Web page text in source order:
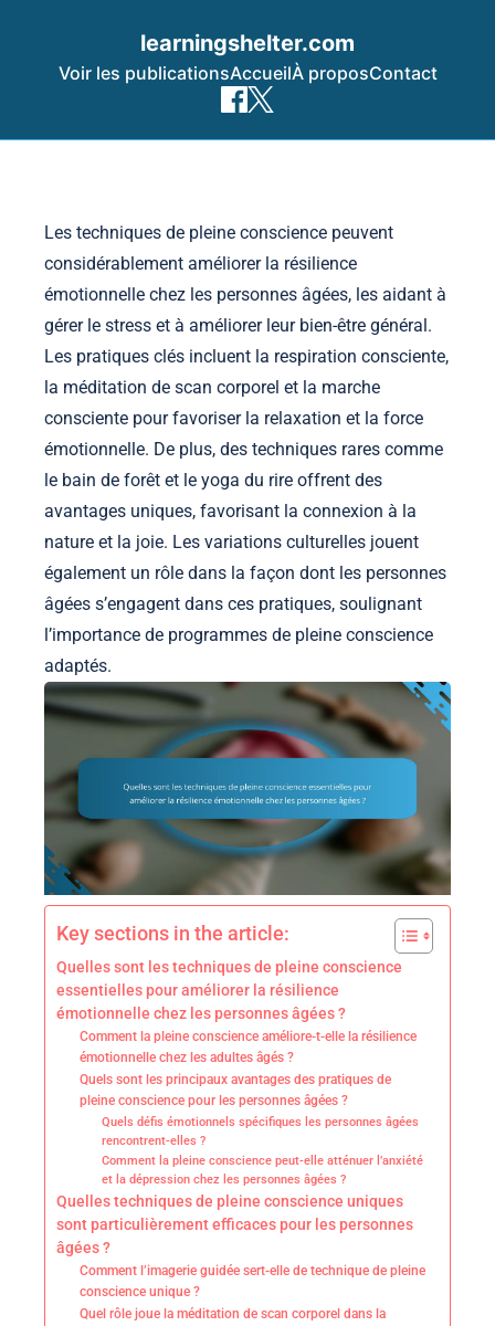
learningshelter.com
Voir les publicationsAccueilÀ proposContact
Les techniques de pleine conscience peuvent
considérablement améliorer la résilience
émotionnelle chez les personnes âgées, les aidant à
gérer le stress et à améliorer leur bien-être général.
Les pratiques clés incluent la respiration consciente,
la méditation de scan corporel et la marche
consciente pour favoriser la relaxation et la force
émotionnelle. De plus, des techniques rares comme
le bain de forêt et le yoga du rire offrent des
avantages uniques, favorisant la connexion à la
nature et la joie. Les variations culturelles jouent
également un rôle dans la façon dont les personnes
âgées s’engagent dans ces pratiques, soulignant
l’importance de programmes de pleine conscience
adaptés.
Key sections in the article:
Quelles sont les techniques de pleine conscience
essentielles pour améliorer la résilience
émotionnelle chez les personnes âgées ?
Comment la pleine conscience améliore-t-elle la résilience
émotionnelle chez les adultes âgés ?
Quels sont les principaux avantages des pratiques de
pleine conscience pour les personnes âgées ?
Quels défis émotionnels spécifiques les personnes âgées
rencontrent-elles ?
Comment la pleine conscience peut-elle atténuer l’anxiété
et la dépression chez les personnes âgées ?
Quelles techniques de pleine conscience uniques
sont particulièrement efficaces pour les personnes
âgées ?
Comment l’imagerie guidée sert-elle de technique de pleine
conscience unique ?
Quel rôle joue la méditation de scan corporel dans la